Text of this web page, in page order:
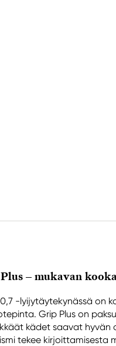
– mukavan
-lyijytäytekynässä on
Grip Plus on
kädet saavat hyvän
tekee